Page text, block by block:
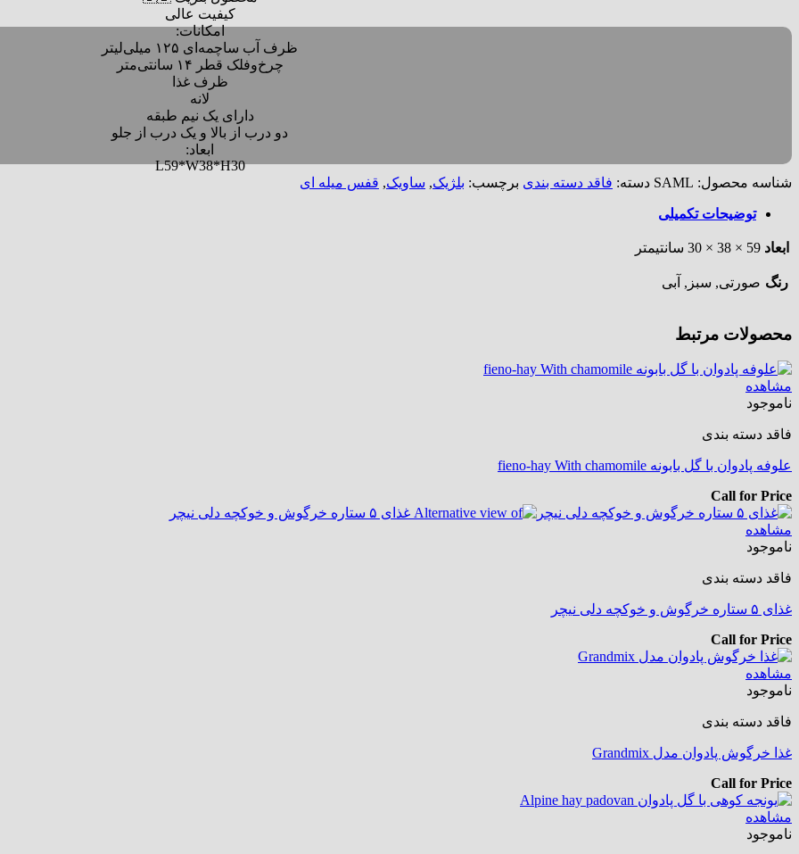
کیفیت عالی
امکانات:
ظرف آب ساچمه‌ای ۱۲۵ میلی‌لیتر
چرخ‌وفلک قطر ۱۴ سانتی‌متر
ظرف غذا
لانه
دارای یک نیم طبقه
دو درب از بالا و یک‌ درب از جلو
ابعاد:
L59*W38*H30
شناسه محصول: SAML دسته: فاقد دسته بندی برچسب: بلژیک, ساویک, قفس میله ای
توضیحات تکمیلی
ابعاد 59 × 38 × 30 سانتیمتر
رنگ صورتی, سبز, آبی
محصولات مرتبط
مشاهده
ناموجود
فاقد دسته بندی
علوفه پادوان با گل بابونه fieno-hay With chamomile
Call for Price
مشاهده
ناموجود
فاقد دسته بندی
غذای ۵ ستاره خرگوش و خوکچه دلی نیچر
Call for Price
مشاهده
ناموجود
فاقد دسته بندی
غذا خرگوش پادوان مدل Grandmix
Call for Price
مشاهده
ناموجود